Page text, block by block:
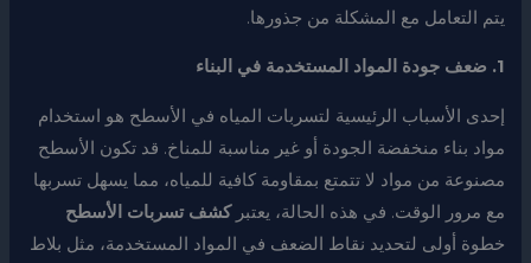
يتم التعامل مع المشكلة من جذورها.
1. ضعف جودة المواد المستخدمة في البناء
إحدى الأسباب الرئيسية لتسربات المياه في الأسطح هو استخدام
مواد بناء منخفضة الجودة أو غير مناسبة للمناخ. قد تكون الأسطح
مصنوعة من مواد لا تتمتع بمقاومة كافية للمياه، مما يسهل تسربها
مع مرور الوقت. في هذه الحالة، يعتبركشف تسربات الأسطح
خطوة أولى لتحديد نقاط الضعف في المواد المستخدمة، مثل بلاط